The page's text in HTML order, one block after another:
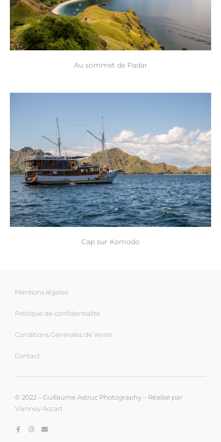
Au sommet de Padar
Cap sur Komodo
Mentions légales
Politique de confidentialité
Conditions Générales de Vente
Contact
© 2022 – Guillaume Astruc Photography – Réalisé par
Vianney Accart